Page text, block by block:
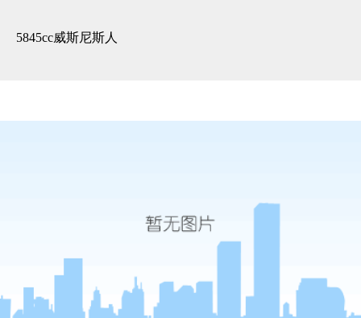
5845cc威斯尼斯人